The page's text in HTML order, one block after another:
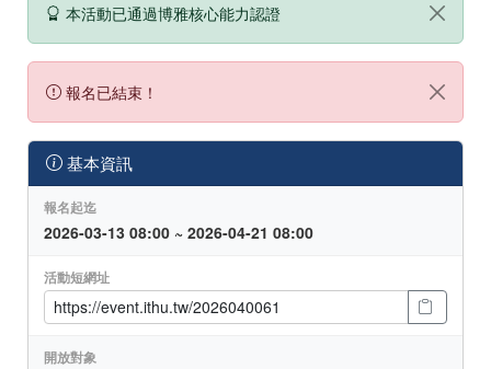
本活動已通過博雅核心能力認證
報名已結束！
基本資訊
報名起迄
2026-03-13 08:00 ~ 2026-04-21 08:00
活動短網址
開放對象